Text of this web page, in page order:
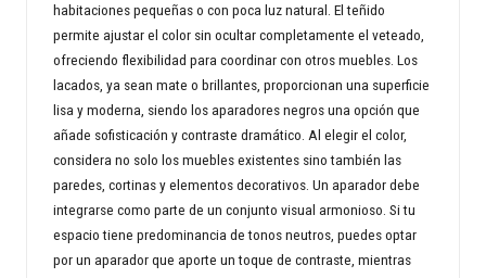
habitaciones pequeñas o con poca luz natural. El teñido
permite ajustar el color sin ocultar completamente el veteado,
ofreciendo flexibilidad para coordinar con otros muebles. Los
lacados, ya sean mate o brillantes, proporcionan una superficie
lisa y moderna, siendo los aparadores negros una opción que
añade sofisticación y contraste dramático. Al elegir el color,
considera no solo los muebles existentes sino también las
paredes, cortinas y elementos decorativos. Un aparador debe
integrarse como parte de un conjunto visual armonioso. Si tu
espacio tiene predominancia de tonos neutros, puedes optar
por un aparador que aporte un toque de contraste, mientras